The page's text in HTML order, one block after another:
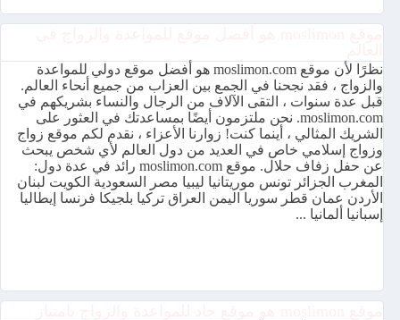
نظرًا لأن موقع moslimon.com هو أفضل موقع دولي للمواعدة
والزواج ، فقد نجحنا في الجمع بين العزاب من جميع أنحاء العالم.
قبل عدة سنوات ، التقى الآلاف من الرجال والنساء بشريكهم في
moslimon.com. نحن ملتزمون أيضًا بمساعدتك في العثور على
الشريك المثالي ، أينما كنت! زوارنا الأعزاء ، نقدم لكم موقع زواج
وزواج إسلامي خاص في العديد من دول العالم لأي شخص يبحث
عن حفل زفاف حلال. موقع moslimon.com رائد في عدة دول:
المغرب الجزائر تونس موريتانيا ليبيا مصر السعودية الكويت لبنان
الأردن عمان قطر سوريا اليمن العراق تركيا بلجيكا فرنسا إيطاليا
إسبانيا ألمانيا ...